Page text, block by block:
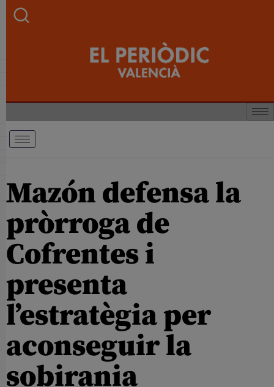
Mazón defensa la
pròrroga de
Cofrentes i
presenta
l’estratègia per
aconseguir la
sobirania